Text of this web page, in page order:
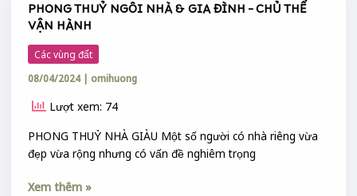
PHONG THUỶ NGÔI NHÀ & GIA ĐÌNH – CHỦ THỂ
VẬN HÀNH
Các vùng đất
08/04/2024 | omihuong
Lượt xem: 74
PHONG THUỶ NHÀ GIÀU Một số người có nhà riêng vừa
đẹp vừa rộng nhưng có vấn đề nghiêm trọng
PHONG
THUỶ
NGÔI
NHÀ
&
GIA
–
CHỦ
VẬN
Xem thêm »